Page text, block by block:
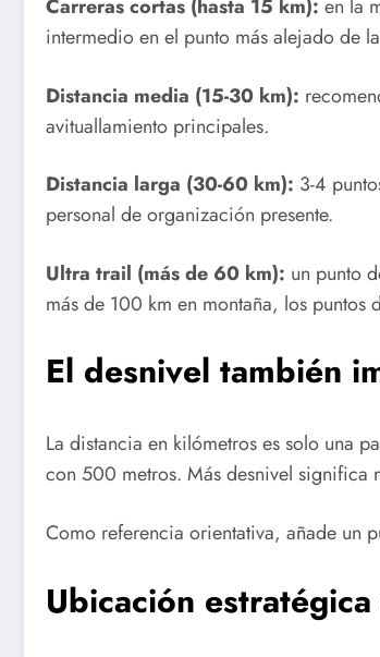
Carreras cortas (hasta 15 km): en la
intermedio en el punto más alejado de
Distancia media (15-30 km):
avituallamiento principales.
Distancia larga (30-60 km): 3-4
personal de organización presente.
Ultra trail (más de 60 km): un punto
más de 100 km en montaña, los
El desnivel también
La distancia en kilómetros es solo una
con 500 metros. Más desnivel significa
Como referencia orientativa, añade un
Ubicación